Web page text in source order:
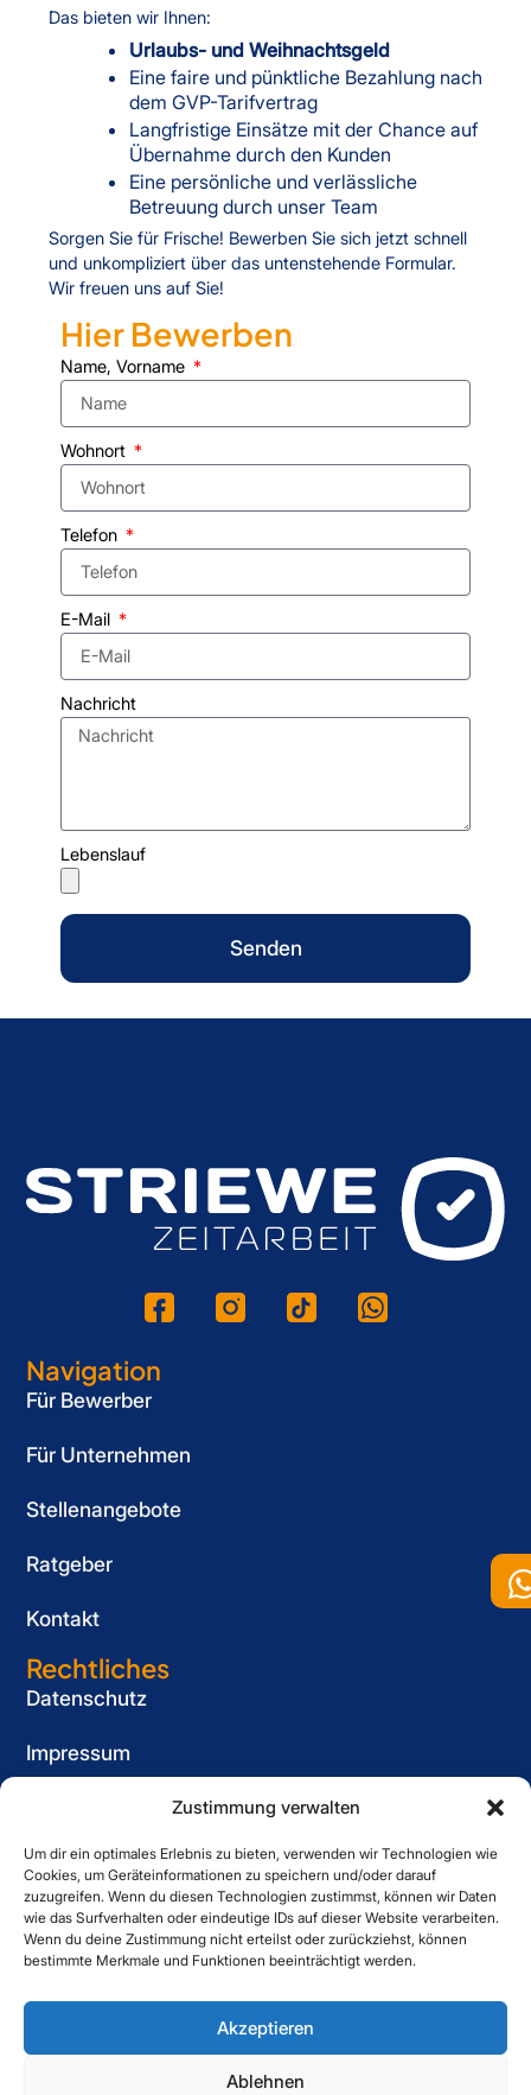
Zustimmung verwalten
Um dir ein optimales Erlebnis zu bieten, verwenden wir Technologien wie
Cookies, um Geräteinformationen zu speichern und/oder darauf
zuzugreifen. Wenn du diesen Technologien zustimmst, können wir Daten
wie das Surfverhalten oder eindeutige IDs auf dieser Website verarbeiten.
Wenn du deine Zustimmung nicht erteilst oder zurückziehst, können
bestimmte Merkmale und Funktionen beeinträchtigt werden.
Akzeptieren
Ablehnen
Das bieten wir Ihnen:
Urlaubs- und Weihnachtsgeld
Eine faire und pünktliche Bezahlung nach
dem GVP-Tarifvertrag
Langfristige Einsätze mit der Chance auf
Übernahme durch den Kunden
Eine persönliche und verlässliche
Betreuung durch unser Team
Sorgen Sie für Frische! Bewerben Sie sich jetzt schnell
und unkompliziert über das untenstehende Formular.
Wir freuen uns auf Sie!
Hier Bewerben
Name, Vorname
Wohnort
Telefon
E-Mail
Nachricht
Lebenslauf
Senden
Navigation
Für Bewerber
Für Unternehmen
Stellenangebote
Ratgeber
Kontakt
Rechtliches
Datenschutz
Impressum
Cookie-Richtlinie (EU)
Informationspflicht
für Bewerber
Kontakt
Striewe Zeitarbeit GmbH
Forstweg 1, 31582 Nienburg
05021 6080060